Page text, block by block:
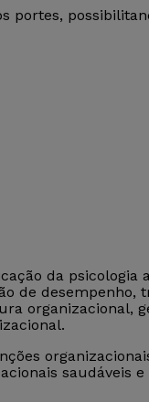
portes,
da psicologia
de desempenho,
organizacional,
saudáveis